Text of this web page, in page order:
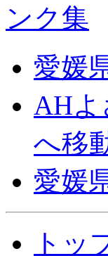
愛媛
AH
へ移
愛媛
トッ